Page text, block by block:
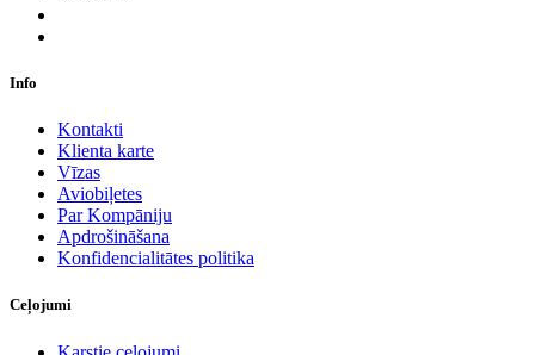
Info
Kontakti
Klienta karte
Vīzas
Aviobiļetes
Par Kompāniju
Apdrošināšana
Konfidencialitātes politika
Ceļojumi